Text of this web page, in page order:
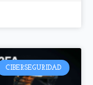
CIBERSEGURIDAD